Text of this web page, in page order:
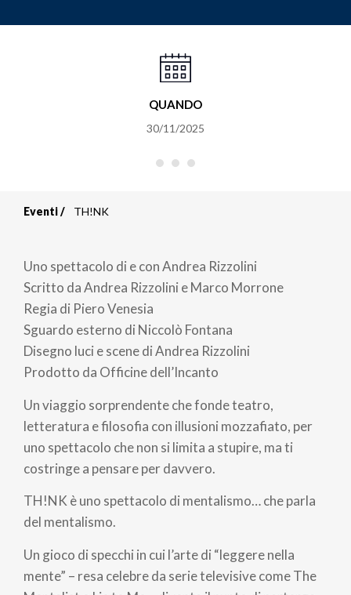
QUANDO
30/11/2025
di
pane
Eventi TH!NK
Uno spettacolo di e con Andrea Rizzolini
Scritto da Andrea Rizzolini e Marco Morrone
Regia di Piero Venesia
Sguardo esterno di Niccolò Fontana
Disegno luci e scene di Andrea Rizzolini
Prodotto da Officine dell’Incanto
Un viaggio sorprendente che fonde teatro,
letteratura e filosofia con illusioni mozzafiato, per
uno spettacolo che non si limita a stupire, ma ti
costringe a pensare per davvero.
TH!NK è uno spettacolo di mentalismo… che parla
del mentalismo.
Un gioco di specchi in cui l’arte di “leggere nella
mente” – resa celebre da serie televisive come The